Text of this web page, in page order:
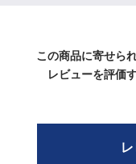
この商品に寄せら
レビューを評価